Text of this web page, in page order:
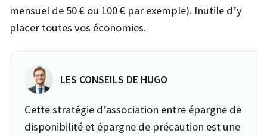
mensuel de 50 € ou 100 € par exemple). Inutile d’y
placer toutes vos économies.
LES CONSEILS DE HUGO
Cette stratégie d’association entre épargne de
disponibilité et épargne de précaution est une